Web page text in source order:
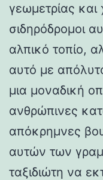
γεωμετρίας και
σιδηρόδρομοι
αλπικό τοπίο,
αυτό με
μια μοναδική
ανθρώπινες
απόκρημνες
αυτών των
ταξιδιώτη να